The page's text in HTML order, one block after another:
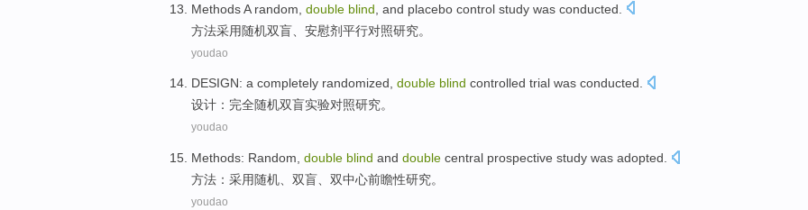
MethodsA random double blind , and placebo control study was conducted.
方法采用随机双盲 安慰剂平行对照研究。
youdao
DESIGN: a completely randomized, double blind controlled trial was conducted.
设计 ： 完全随机双盲实验对照研究。
youdao
Methods: Random double blind and double central prospective study was adopted.
方法 ： 采用随机 双盲 、双中心前瞻性研究。
youdao